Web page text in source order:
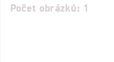
Počet obrázků: 1